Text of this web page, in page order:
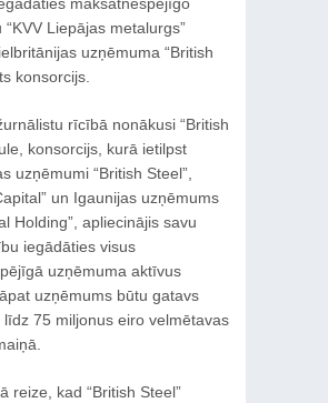
“KVV Liepājas metalurgs”
uzņēmuma “British
konsorcijs.
rīcībā nonākusi “British
konsorcijs, kurā ietilpst
uzņēmumi “British Steel”,
un Igaunijas uzņēmums
Holding”, apliecinājis savu
iegādāties visus
uzņēmuma aktīvus
uzņēmums būtu gatavs
līdz 75 miljonus eiro velmētavas
reize, kad “British Steel”